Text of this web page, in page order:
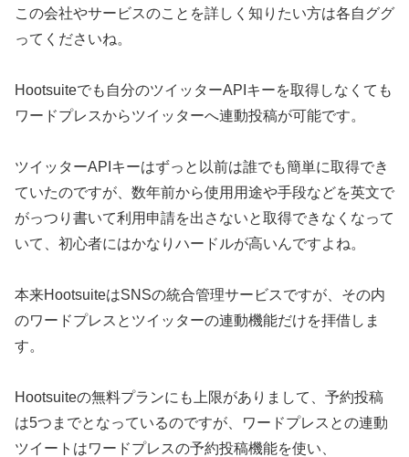
この会社やサービスのことを詳しく知りたい方は各自ググ
ってくださいね。
Hootsuiteでも自分のツイッターAPIキーを取得しなくても
ワードプレスからツイッターへ連動投稿が可能です。
ツイッターAPIキーはずっと以前は誰でも簡単に取得でき
ていたのですが、数年前から使用用途や手段などを英文で
がっつり書いて利用申請を出さないと取得できなくなって
いて、初心者にはかなりハードルが高いんですよね。
本来HootsuiteはSNSの統合管理サービスですが、その内
のワードプレスとツイッターの連動機能だけを拝借しま
す。
Hootsuiteの無料プランにも上限がありまして、予約投稿
は5つまでとなっているのですが、ワードプレスとの連動
ツイートはワードプレスの予約投稿機能を使い、